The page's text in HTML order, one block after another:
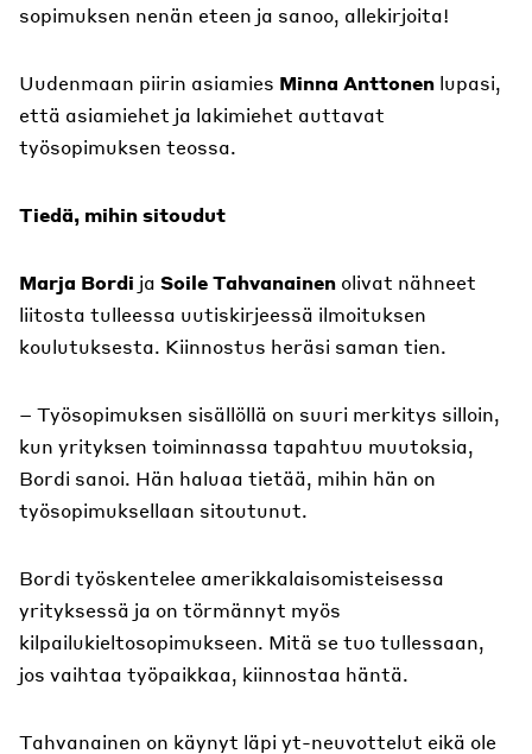
sopimuksen nenän eteen ja sanoo, allekirjoita!
Uudenmaan piirin asiamies Minna Anttonen lupasi,
että asiamiehet ja lakimiehet auttavat
työsopimuksen teossa.
Tiedä, mihin sitoudut
Marja Bordi ja Soile Tahvanainen olivat nähneet
liitosta tulleessa uutiskirjeessä ilmoituksen
koulutuksesta. Kiinnostus heräsi saman tien.
– Työsopimuksen sisällöllä on suuri merkitys silloin,
kun yrityksen toiminnassa tapahtuu muutoksia,
Bordi sanoi. Hän haluaa tietää, mihin hän on
työsopimuksellaan sitoutunut.
Bordi työskentelee amerikkalaisomisteisessa
yrityksessä ja on törmännyt myös
kilpailukieltosopimukseen. Mitä se tuo tullessaan,
jos vaihtaa työpaikkaa, kiinnostaa häntä.
Tahvanainen on käynyt läpi yt-neuvottelut eikä ole